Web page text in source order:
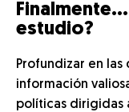
estudio?
Profundizar en
información
políticas dirigidas